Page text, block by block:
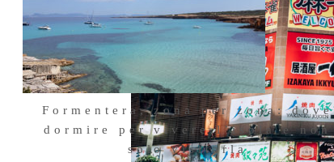
Formentera, zona per zona: dove
dormire per vivere l’isola e non
solo visitarla